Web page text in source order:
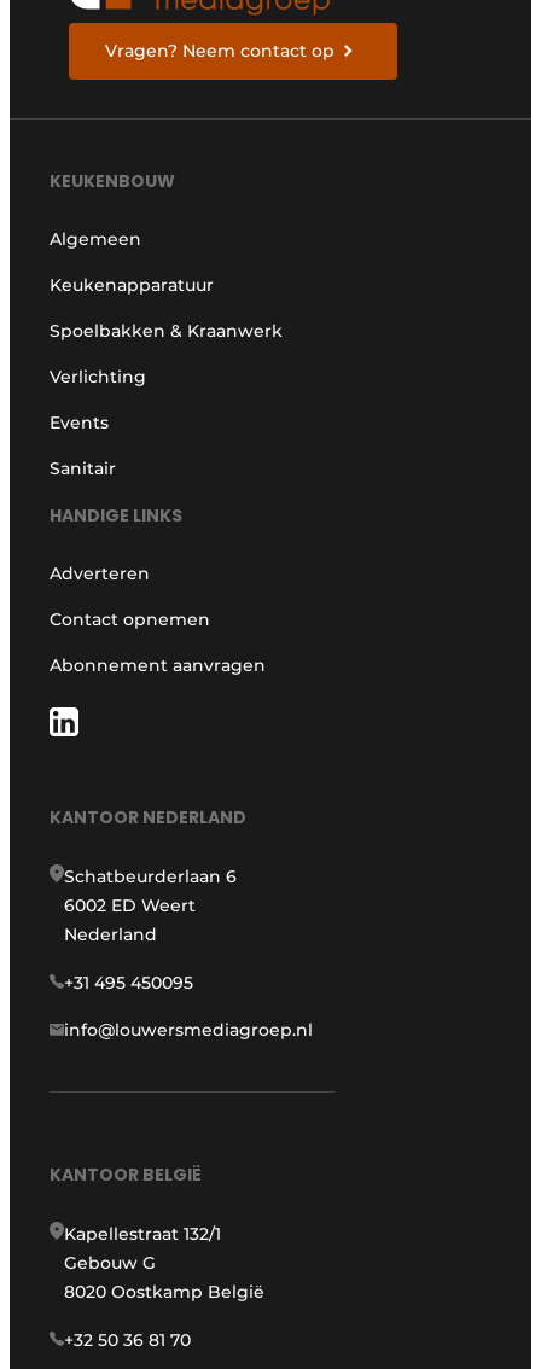
Vragen? Neem contact op
KEUKENBOUW
Algemeen
Keukenapparatuur
Spoelbakken & Kraanwerk
Verlichting
Events
Sanitair
HANDIGE LINKS
Adverteren
Contact opnemen
Abonnement aanvragen
KANTOOR NEDERLAND
Schatbeurderlaan 6
6002 ED Weert
Nederland
+31 495 450095
info@louwersmediagroep.nl
KANTOOR BELGIË
Kapellestraat 132/1
Gebouw G
8020 Oostkamp België
+32 50 36 81 70